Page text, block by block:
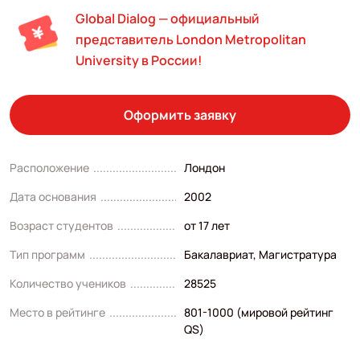
Global Dialog — официальный
представитель London Metropolitan
University в России!
Оформить заявку
Расположение
Лондон
Дата основания
2002
Возраст студентов
от 17 лет
Тип программ
Бакалавриат, Магистратура
Количество учеников
28525
Место в рейтинге
801-1000 (мировой рейтинг
QS)